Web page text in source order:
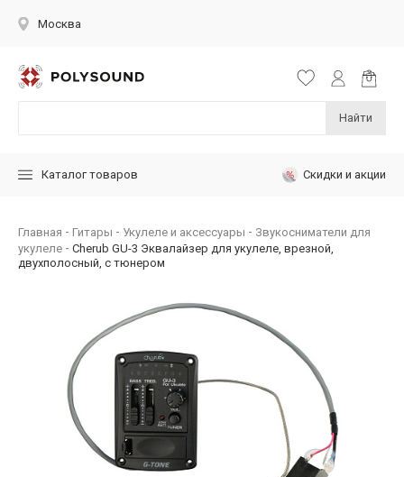
Москва
Найти
Каталог товаров Скидки и акции
Главная Гитары Укулеле и аксессуары
Звукосниматели для
укулеле
Cherub GU-3 Эквалайзер для укулеле, врезной,
двухполосный, с тюнером